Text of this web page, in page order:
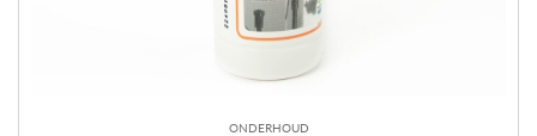
ONDERHOUD